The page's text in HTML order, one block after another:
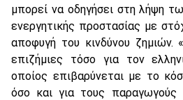
μπορεί να οδηγήσει στη λήψη
ενεργητικής προστασίας με
αποφυγή του κινδύνου ζημιών.
επιζήμιες τόσο για τον
οποίος επιβαρύνεται με το
όσο και για τους παραγωγούς